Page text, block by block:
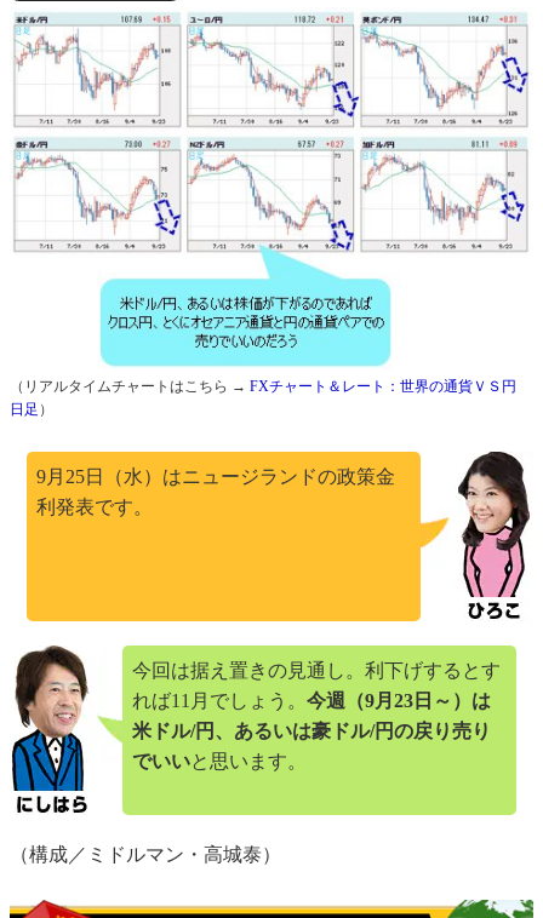
（リアルタイムチャートはこちら → FXチャート＆レート：世界の通貨ＶＳ円
日足 ）
9月25日（水）はニュージランドの政策金
利発表です。
今回は据え置きの見通し。利下げするとす
れば11月でしょう。 今週（9月23日～）は
米ドル/円、あるいは豪ドル/円の戻り売り
でいいと思います。
（構成／ミドルマン・高城泰）